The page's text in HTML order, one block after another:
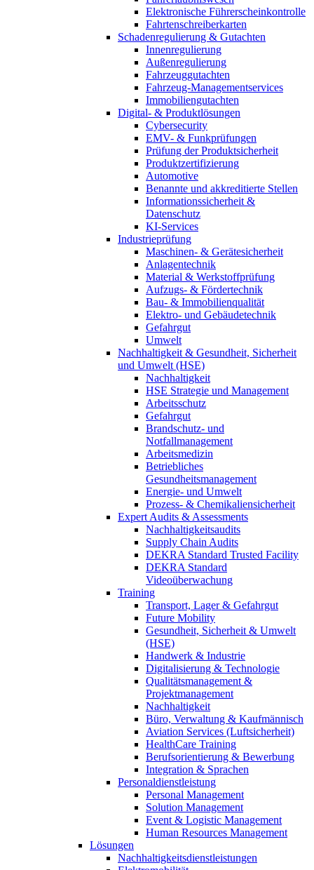
Elektronische Führerscheinkontrolle
Fahrtenschreiberkarten
Schadenregulierung & Gutachten
Innenregulierung
Außenregulierung
Fahrzeuggutachten
Fahrzeug-Managementservices
Immobiliengutachten
Digital- & Produktlösungen
Cybersecurity
EMV- & Funkprüfungen
Prüfung der Produktsicherheit
Produktzertifizierung
Automotive
Benannte und akkreditierte Stellen
Informationssicherheit &
Datenschutz
KI-Services
Industrieprüfung
Maschinen- & Gerätesicherheit
Anlagentechnik
Material & Werkstoffprüfung
Aufzugs- & Fördertechnik
Bau- & Immobilienqualität
Elektro- und Gebäudetechnik
Gefahrgut
Umwelt
Nachhaltigkeit & Gesundheit, Sicherheit
und Umwelt (HSE)
Nachhaltigkeit
HSE Strategie und Management
Arbeitsschutz
Gefahrgut
Brandschutz- und
Notfallmanagement
Arbeitsmedizin
Betriebliches
Gesundheitsmanagement
Energie- und Umwelt
Prozess- & Chemikaliensicherheit
Expert Audits & Assessments
Nachhaltigkeitsaudits
Supply Chain Audits
DEKRA Standard Trusted Facility
DEKRA Standard
Videoüberwachung
Training
Transport, Lager & Gefahrgut
Future Mobility
Gesundheit, Sicherheit & Umwelt
(HSE)
Handwerk & Industrie
Digitalisierung & Technologie
Qualitätsmanagement &
Projektmanagement
Nachhaltigkeit
Büro, Verwaltung & Kaufmännisch
Aviation Services (Luftsicherheit)
HealthCare Training
Berufsorientierung & Bewerbung
Integration & Sprachen
Personaldienstleistung
Personal Management
Solution Management
Event & Logistic Management
Human Resources Management
Lösungen
Nachhaltigkeitsdienstleistungen